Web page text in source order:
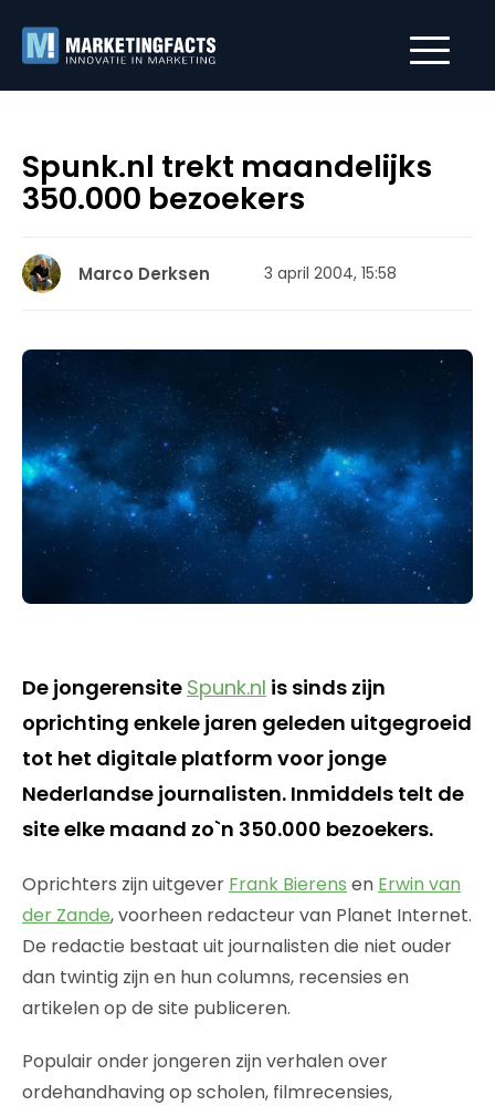
Spunk.nl trekt maandelijks
350.000 bezoekers
Marco Derksen 3 april 2004, 15:58
De jongerensite Spunk.nl is sinds zijn
oprichting enkele jaren geleden uitgegroeid
tot het digitale platform voor jonge
Nederlandse journalisten. Inmiddels telt de
site elke maand zo`n 350.000 bezoekers.
Oprichters zijn uitgever Frank Bierens en Erwin van
der Zande, voorheen redacteur van Planet Internet.
De redactie bestaat uit journalisten die niet ouder
dan twintig zijn en hun columns, recensies en
artikelen op de site publiceren.
Populair onder jongeren zijn verhalen over
ordehandhaving op scholen, filmrecensies,